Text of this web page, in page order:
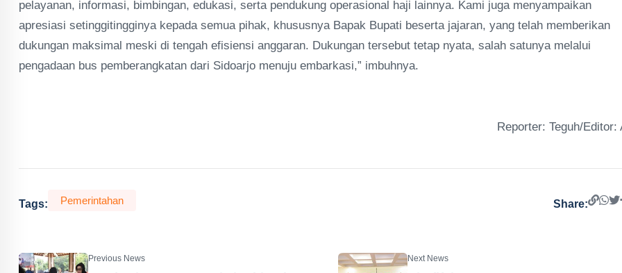
pelayanan, informasi, bimbingan, edukasi, serta pendukung operasional haji lainnya. Kami juga menyampaikan
apresiasi setinggitingginya kepada semua pihak, khususnya Bapak Bupati beserta jajaran, yang telah memberikan
dukungan maksimal meski di tengah efisiensi anggaran. Dukungan tersebut tetap nyata, salah satunya melalui
pengadaan bus pemberangkatan dari Sidoarjo menuju embarkasi,” imbuhnya.
Reporter: Teguh/Editor:
Tags: Pemerintahan Share:
Previous News Next News